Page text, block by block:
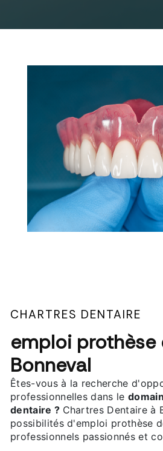
CHARTRES DENTAIRE
emploi prothèse
Bonneval
Êtes-vous à la recherche
professionnelles dans le
dentaire ? Chartres Dentaire à
possibilités d'emploi prothèse
professionnels passionnés et